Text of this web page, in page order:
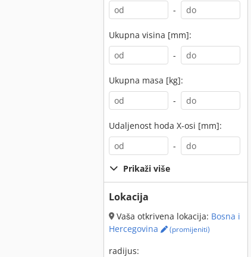
-
Ukupna visina [mm]:
-
Ukupna masa [kg]:
-
Udaljenost hoda X-osi [mm]:
-
Prikaži više
Lokacija
Vaša otkrivena lokacija: Bosna i
Hercegovina
(promijeniti)
radijus:
Biesse Rover 321 R Weeke